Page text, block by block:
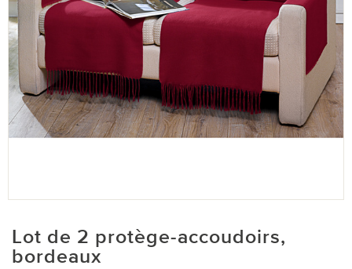
Lot de 2 protège-accoudoirs,
bordeaux